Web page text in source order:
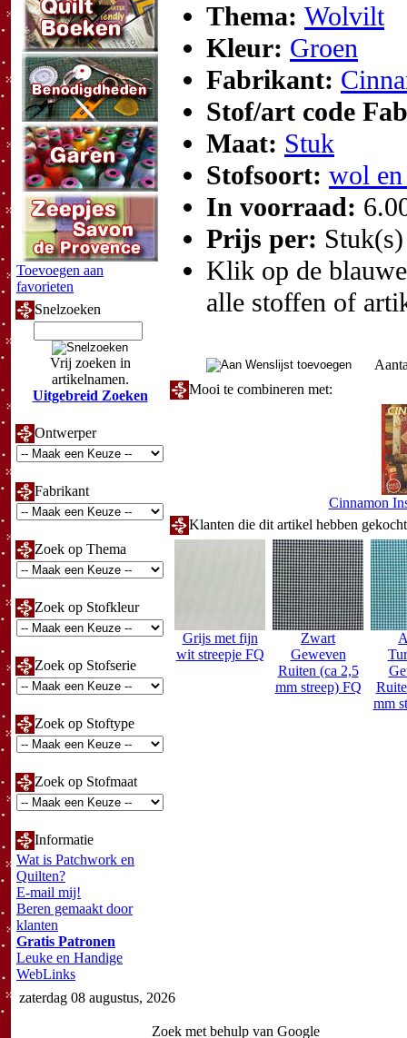
Toevoegen aan
favorieten
Snelzoeken
Vrij zoeken in
artikelnamen.
Uitgebreid Zoeken
Ontwerper
Fabrikant
Zoek op Thema
Zoek op Stofkleur
Zoek op Stofserie
Zoek op Stoftype
Zoek op Stofmaat
Informatie
Wat is Patchwork en
Quilten?
E-mail mij!
Beren gemaakt door
klanten
Gratis Patronen
Leuke en Handige
WebLinks
Thema: Wolvilt
Kleur: Groen
Fabrikant:
Stof/art code
Maat: Stuk
Stofsoort: wol
In voorraad:
Prijs per: Stuk(s)
Klik op de
alle stoffen of
Mooi te combineren met:
Cinnamon
Klanten die dit artikel hebben
Grijs met fijn
wit streepje FQ
Zwart
Geweven
Ruiten (ca 2,5
mm streep) FQ
mm
zaterdag 08 augustus, 2026
Zoek met behulp van Google